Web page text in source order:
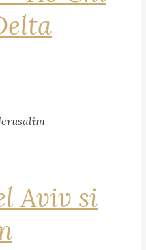
Aviv si